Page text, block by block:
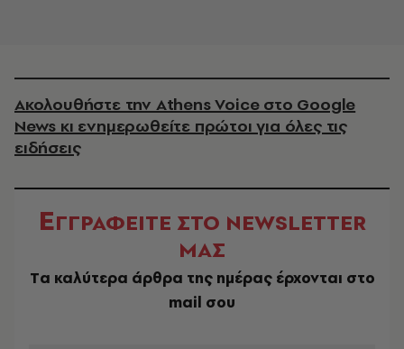
Ακολουθήστε την Athens Voice στο Google
News κι ενημερωθείτε πρώτοι για όλες τις
ειδήσεις
ΕΓΓΡΑΦΕΙΤΕ ΣΤΟ NEWSLETTER
ΜΑΣ
Tα καλύτερα άρθρα της ημέρας έρχονται στο
mail σου